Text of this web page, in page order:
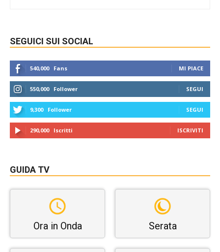
SEGUICI SUI SOCIAL
540,000 Fans MI PIACE
550,000 Follower SEGUI
9,300 Follower SEGUI
290,000 Iscritti ISCRIVITI
GUIDA TV
Ora in Onda Serata